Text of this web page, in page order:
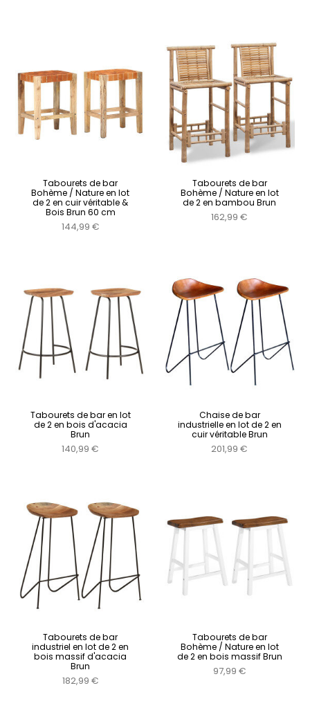
Tabourets de bar
Bohème / Nature en lot
de 2 en cuir véritable &
Bois Brun 60 cm
144,99 €
Tabourets de bar
Bohème / Nature en lot
de 2 en bambou Brun
162,99 €
Tabourets de bar en lot
de 2 en bois d'acacia
Brun
140,99 €
Chaise de bar
industrielle en lot de 2 en
cuir véritable Brun
201,99 €
Tabourets de bar
industriel en lot de 2 en
bois massif d'acacia
Brun
182,99 €
Tabourets de bar
Bohème / Nature en lot
de 2 en bois massif Brun
97,99 €